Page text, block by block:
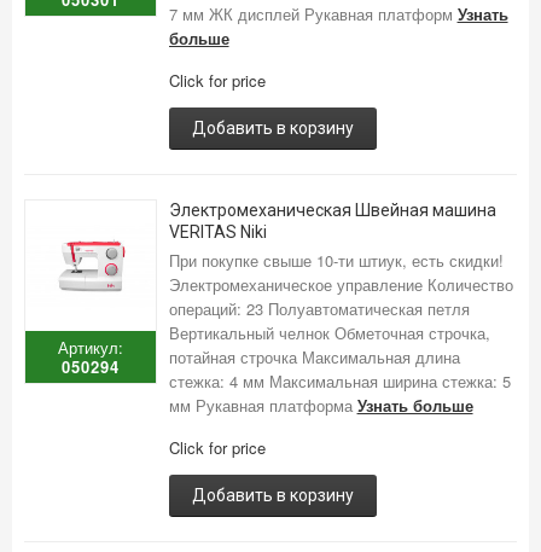
7 мм ЖК дисплей Рукавная платформ Узнать
больше
Click for price
Добавить в корзину
Артикул:
050294
Электромеханическая Швейная машина
VERITAS Niki
При покупке свыше 10-ти штиук, есть скидки!
Электромеханическое управление Количество
операций: 23 Полуавтоматическая петля
Вертикальный челнок Обметочная строчка,
потайная строчка Максимальная длина
стежка: 4 мм Максимальная ширина стежка: 5
мм Рукавная платформа Узнать больше
Click for price
Добавить в корзину